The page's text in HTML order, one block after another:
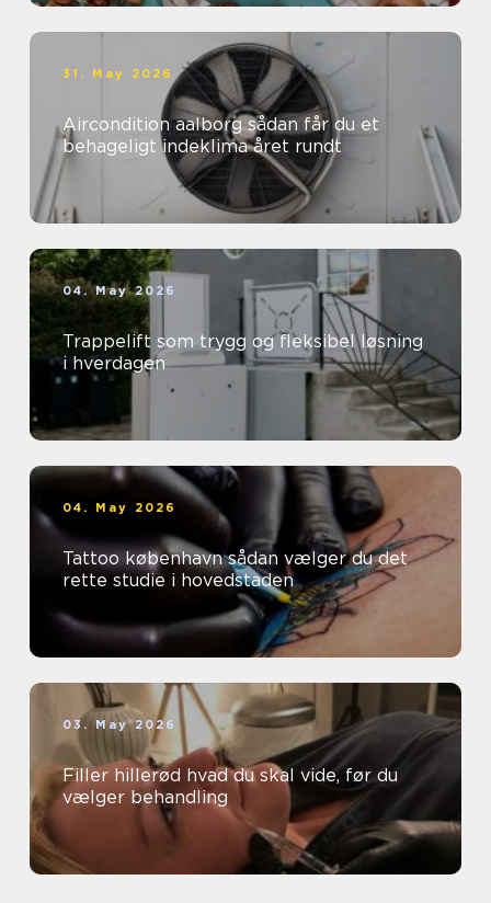
31. May 2026
Aircondition aalborg sådan får du et
behageligt indeklima året rundt
04. May 2026
Trappelift som trygg og fleksibel løsning
i hverdagen
04. May 2026
Tattoo københavn sådan vælger du det
rette studie i hovedstaden
03. May 2026
Filler hillerød hvad du skal vide, før du
vælger behandling